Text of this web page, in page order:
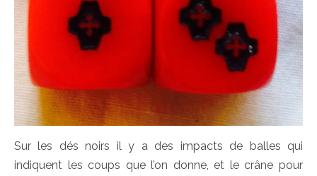
Sur les dés noirs il y a des impacts de balles qui
indiquent les coups que l’on donne, et le crâne pour